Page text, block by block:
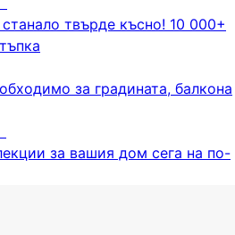
твърде късно! 10 000+
за градината, балкона
за вашия дом сега на по-